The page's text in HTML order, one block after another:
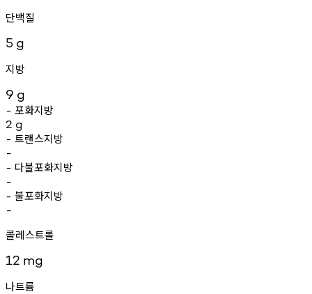
단백질
5 g
지방
9 g
- 포화지방
2 g
- 트랜스지방
-
- 다불포화지방
-
- 불포화지방
-
콜레스트롤
12 mg
나트륨